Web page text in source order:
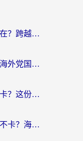
在欧洲可以打战双帕弥什吗现在？跨越延迟墙的实战指南
国外奇迹暖暖加速器有哪些？海外党国服游戏畅玩终极指南（附亲测推荐）
在意大利，怎么玩家国梦才不卡？这份终极加速指南请收好
美国用什么加速器玩失落城堡不卡？海外党亲测有效的国服游戏加速指南